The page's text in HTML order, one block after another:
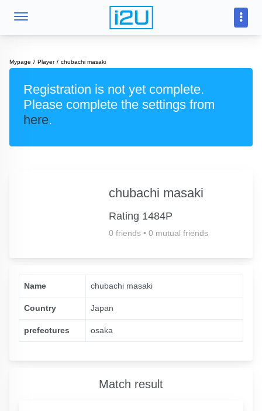
Mypage Player chubachi masaki
Registration is not yet complete.
Please complete the settings from
here.
chubachi masaki
Rating 1484P
0 friends • 0 mutual friends
Name chubachi masaki
Country Japan
prefectures osaka
Match result